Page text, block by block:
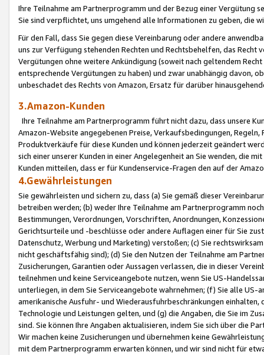
Ihre Teilnahme am Partnerprogramm und der Bezug einer Vergütung
Sie sind verpflichtet, uns umgehend alle Informationen zu geben, die
Für den Fall, dass Sie gegen diese Vereinbarung oder andere
uns zur Verfügung stehenden Rechten und Rechtsbehelfen, das
Vergütungen ohne weitere Ankündigung (soweit nach geltendem
entsprechende Vergütungen zu haben) und zwar unabhängig davon,
unbeschadet des Rechts von Amazon, Ersatz für darüber
3.Amazon-Kunden
Ihre Teilnahme am Partnerprogramm führt nicht dazu, dass unsere
Amazon-Website angegebenen Preise, Verkaufsbedingungen,
Produktverkäufe für diese Kunden und können jederzeit geändert
sich einer unserer Kunden in einer Angelegenheit an Sie wenden, die
Kunden mitteilen, dass er für Kundenservice-Fragen den auf der
4.Gewährleistungen
Sie gewährleisten und sichern zu, dass (a) Sie gemäß dieser
betreiben werden; (b) weder Ihre Teilnahme am Partnerprogramm
Bestimmungen, Verordnungen, Vorschriften, Anordnungen,
Gerichtsurteile und -beschlüsse oder andere Auflagen einer für Sie
Datenschutz, Werbung und Marketing) verstoßen; (c) Sie
nicht geschäftsfähig sind); (d) Sie den Nutzen der Teilnahme am
Zusicherungen, Garantien oder Aussagen verlassen, die in dieser
teilnehmen und keine Serviceangebote nutzen, wenn Sie US-
unterliegen, in dem Sie Serviceangebote wahrnehmen; (f) Sie alle
amerikanische Ausfuhr- und Wiederausfuhrbeschränkungen
Technologie und Leistungen gelten, und (g) die Angaben, die Sie im
sind. Sie können Ihre Angaben aktualisieren, indem Sie sich über die
Wir machen keine Zusicherungen und übernehmen keine
mit dem Partnerprogramm erwarten können, und wir sind nicht für